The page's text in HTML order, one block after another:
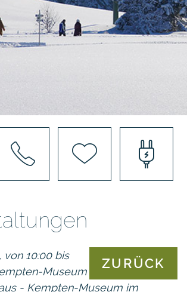
ZURÜCK
von 10:00 bis
Museum
- Kempten-Museum im